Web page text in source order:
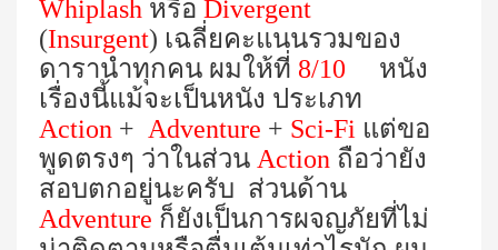
Whiplash หรือ Divergent
(Insurgent) เฉลี่ยคะแนนรวมของ
ดารานำทุกคน ผมให้ที่ 8/10 หนัง
เรื่องนี้แม้จะเป็นหนัง ประเภท
Action + Adventure + Sci-Fi แต่ขอ
พูดตรงๆ ว่าในส่วน Action ถือว่ายัง
สอบตกอยู่นะครับ ส่วนด้าน
Adventure ก็ยังเป็นการผจญภัยที่ไม่